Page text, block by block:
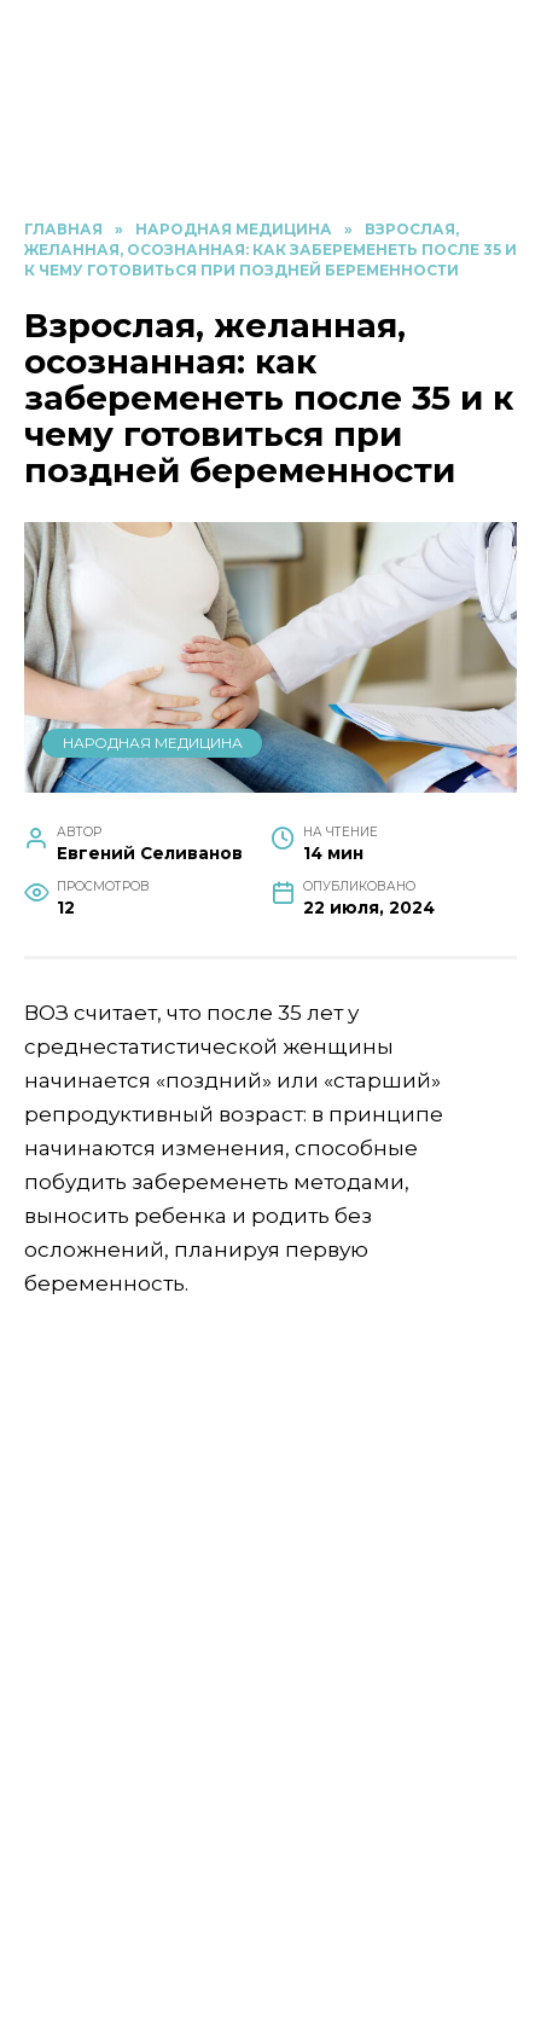
ГЛАВНАЯ » НАРОДНАЯ МЕДИЦИНА »
ВЗРОСЛАЯ,
ЖЕЛАННАЯ, ОСОЗНАННАЯ: КАК ЗАБЕРЕМЕНЕТЬ ПОСЛЕ 35 И
К ЧЕМУ ГОТОВИТЬСЯ ПРИ ПОЗДНЕЙ БЕРЕМЕННОСТИ
Взрослая, желанная,
осознанная: как
забеременеть после 35 и к
чему готовиться при
поздней беременности
НАРОДНАЯ МЕДИЦИНА
АВТОР
Евгений Селиванов
НА ЧТЕНИЕ
14 мин
ПРОСМОТРОВ
12
ОПУБЛИКОВАНО
22 июля, 2024
ВОЗ считает, что после 35 лет у
среднестатистической женщины
начинается «поздний» или «старший»
репродуктивный возраст: в принципе
начинаются изменения, способные
побудить забеременеть методами,
выносить ребенка и родить без
осложнений, планируя первую
беременность.